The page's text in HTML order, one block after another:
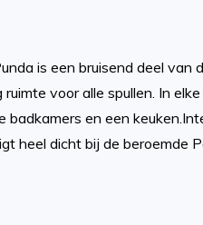
is een bruisend deel van
voor alle spullen. In
en een
heel dicht bij de beroemde